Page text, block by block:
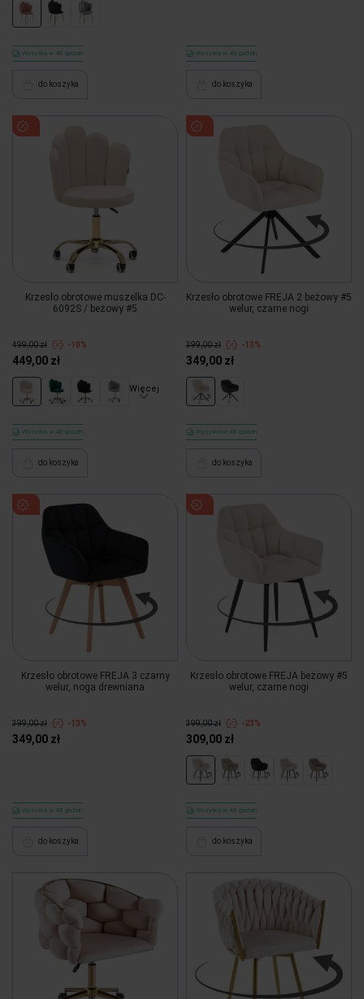
Wysyłka w 48 godzin
do koszyka
Wysyłka w 48 godzin
do koszyka
Krzesło obrotowe muszelka DC-
6092S / beżowy #5
499,00 zł -10%
449,00 zł
Więcej
Wysyłka w 48 godzin
do koszyka
Krzesło obrotowe FREJA 2 beżowy #5
welur, czarne nogi
399,00 zł -13%
349,00 zł
Wysyłka w 48 godzin
do koszyka
Krzesło obrotowe FREJA 3 czarny
welur, noga drewniana
399,00 zł -13%
349,00 zł
Wysyłka w 48 godzin
do koszyka
Krzesło obrotowe FREJA beżowy #5
welur, czarne nogi
399,00 zł -23%
309,00 zł
Wysyłka w 48 godzin
do koszyka